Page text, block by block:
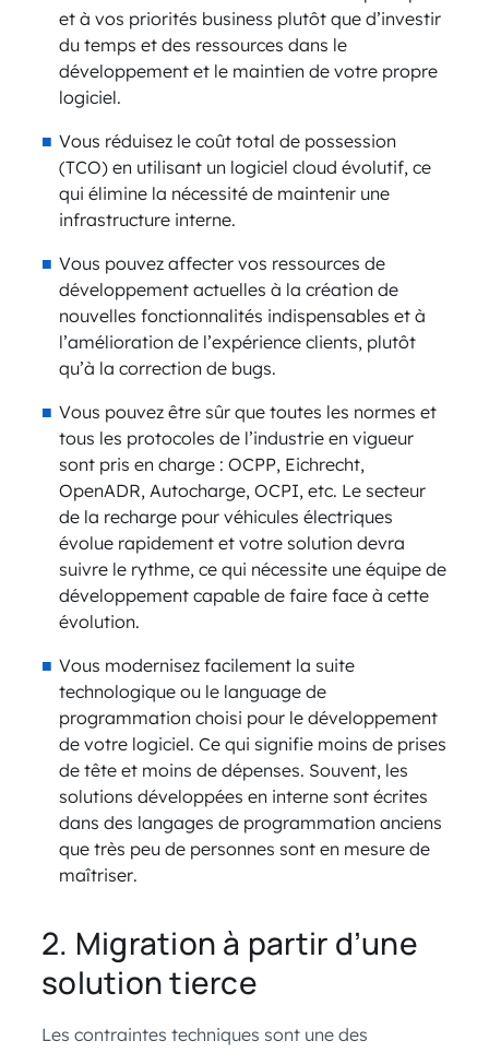
et à vos priorités business plutôt que d’investir
du temps et des ressources dans le
développement et le maintien de votre propre
logiciel.
Vous réduisez le coût total de possession
(TCO) en utilisant un logiciel cloud évolutif, ce
qui élimine la nécessité de maintenir une
infrastructure interne.
Vous pouvez affecter vos ressources de
développement actuelles à la création de
nouvelles fonctionnalités indispensables et à
l’amélioration de l’expérience clients, plutôt
qu’à la correction de bugs.
Vous pouvez être sûr que toutes les normes et
tous les protocoles de l’industrie en vigueur
sont pris en charge : OCPP, Eichrecht,
OpenADR, Autocharge, OCPI, etc. Le secteur
de la recharge pour véhicules électriques
évolue rapidement et votre solution devra
suivre le rythme, ce qui nécessite une équipe de
développement capable de faire face à cette
évolution.
Vous modernisez facilement la suite
technologique ou le language de
programmation choisi pour le développement
de votre logiciel. Ce qui signifie moins de prises
de tête et moins de dépenses. Souvent, les
solutions développées en interne sont écrites
dans des langages de programmation anciens
que très peu de personnes sont en mesure de
maîtriser.
2. Migration à partir d’une
solution tierce
Les contraintes techniques sont une des